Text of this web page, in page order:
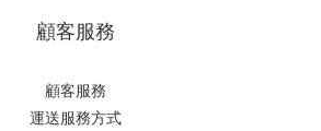
顧客服務
顧客服務
運送服務方式